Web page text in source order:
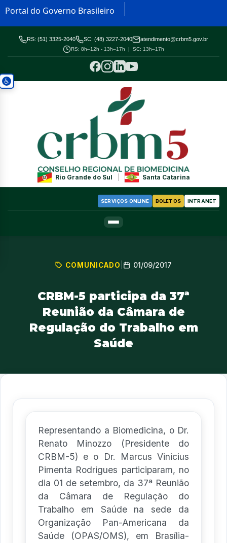
Portal do Governo Brasileiro
RS: (51) 3325-2040 SC: (48) 3227-2040 atendimento@crbm5.gov.br
RS: 8h–12h - 13h–17h | SC: 13h–17h
Rio Grande do Sul Santa Catarina
SERVIÇOS ONLINE BOLETOS INTRANET
COMUNICADO 01/09/2017
CRBM-5 participa da 37ª
Reunião da Câmara de
Regulação do Trabalho em
Saúde
Representando a Biomedicina, o Dr.
Renato Minozzo (Presidente do
CRBM-5) e o Dr. Marcus Vinicius
Pimenta Rodrigues participaram, no
dia 01 de setembro, da 37ª Reunião
da Câmara de Regulação do
Trabalho em Saúde na sede da
Organização Pan-Americana da
Saúde (OPAS/OMS), em Brasília-